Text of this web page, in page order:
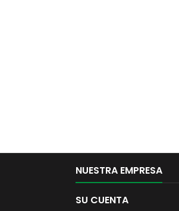
NUESTRA EMPRESA
SU CUENTA